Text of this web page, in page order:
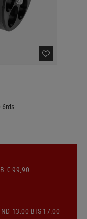
6rds
€ 99,90
13:00 BIS 17:00